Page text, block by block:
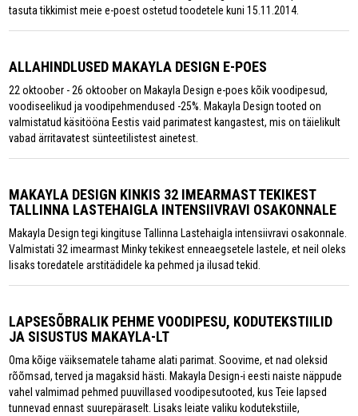
tasuta tikkimist meie e-poest ostetud toodetele kuni 15.11.2014.
ALLAHINDLUSED MAKAYLA DESIGN E-POES
22 oktoober - 26 oktoober on Makayla Design e-poes kõik voodipesud,
voodiseelikud ja voodipehmendused -25%. Makayla Design tooted on
valmistatud käsitööna Eestis vaid parimatest kangastest, mis on täielikult
vabad ärritavatest sünteetilistest ainetest.
MAKAYLA DESIGN KINKIS 32 IMEARMAST TEKIKEST
TALLINNA LASTEHAIGLA INTENSIIVRAVI OSAKONNALE
Makayla Design tegi kingituse Tallinna Lastehaigla intensiivravi osakonnale.
Valmistati 32 imearmast Minky tekikest enneaegsetele lastele, et neil oleks
lisaks toredatele arstitädidele ka pehmed ja ilusad tekid.
LAPSESÕBRALIK PEHME VOODIPESU, KODUTEKSTIILID
JA SISUSTUS MAKAYLA-LT
Oma kõige väiksematele tahame alati parimat. Soovime, et nad oleksid
rõõmsad, terved ja magaksid hästi. Makayla Design-i eesti naiste näppude
vahel valmimad pehmed puuvillased voodipesutooted, kus Teie lapsed
tunnevad ennast suurepäraselt. Lisaks leiate valiku kodutekstiile,